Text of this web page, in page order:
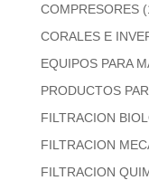
COMPRESORES
CORALES E
EQUIPOS PARA
PRODUCTOS
FILTRACION
FILTRACION
FILTRACION